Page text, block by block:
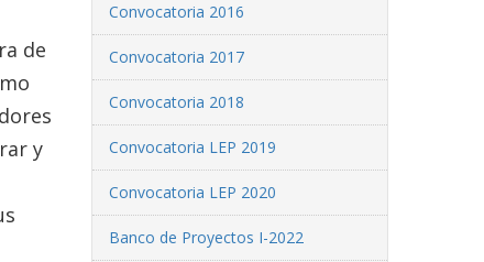
de
y
Convocatoria 2016
Convocatoria 2017
Convocatoria 2018
Convocatoria LEP 2019
Convocatoria LEP 2020
Banco de Proyectos I-2022